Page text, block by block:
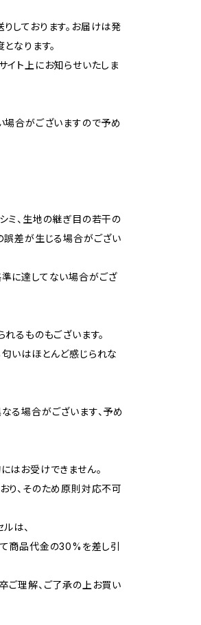
しております。お届けは発
なります。
イト上にお知らせいたしま
場合がございますので予め
ミ、生地の継ぎ目の若干の
誤差が生じる場合がござい
に達してない場合がござ
るものもございます。
いはほとんど感じられな
る場合がございます、予め
はお受けできません。
り、そのため原則対応不可
は、
商品代金の30%を差し引
ご理解、ご了承の上お買い